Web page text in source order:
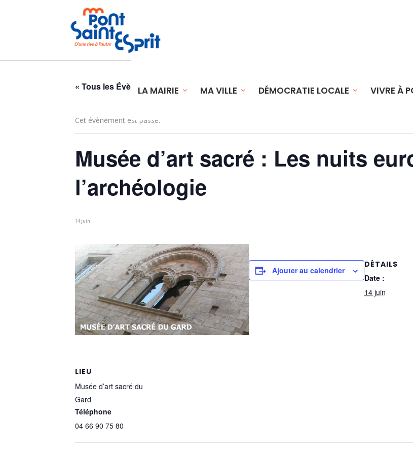
LA MAIRIE MA VILLE DÉMOCRATIE LOCALE VIVRE À
« Tous les Évènements
Cet évènement est passé.
Musée d’art sacré : Les nuits
l’archéologie
14 juin
Ajouter au calendrier
DÉTAILS
Date :
14 juin
LIEU
Musée d’art sacré du
Gard
Téléphone
04 66 90 75 80